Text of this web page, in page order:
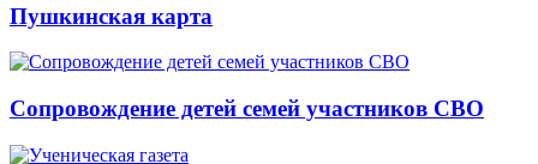
Пушкинская карта
Сопровождение детей семей участников СВО